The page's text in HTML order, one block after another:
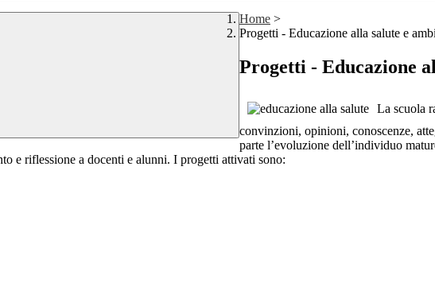
Home >
Progetti - Educazione alla salute e
Progetti - Educazione
La scuola
convinzioni, opinioni, conoscenze,
parte l’evoluzione dell’individuo
e riflessione a docenti e alunni. I progetti attivati sono: